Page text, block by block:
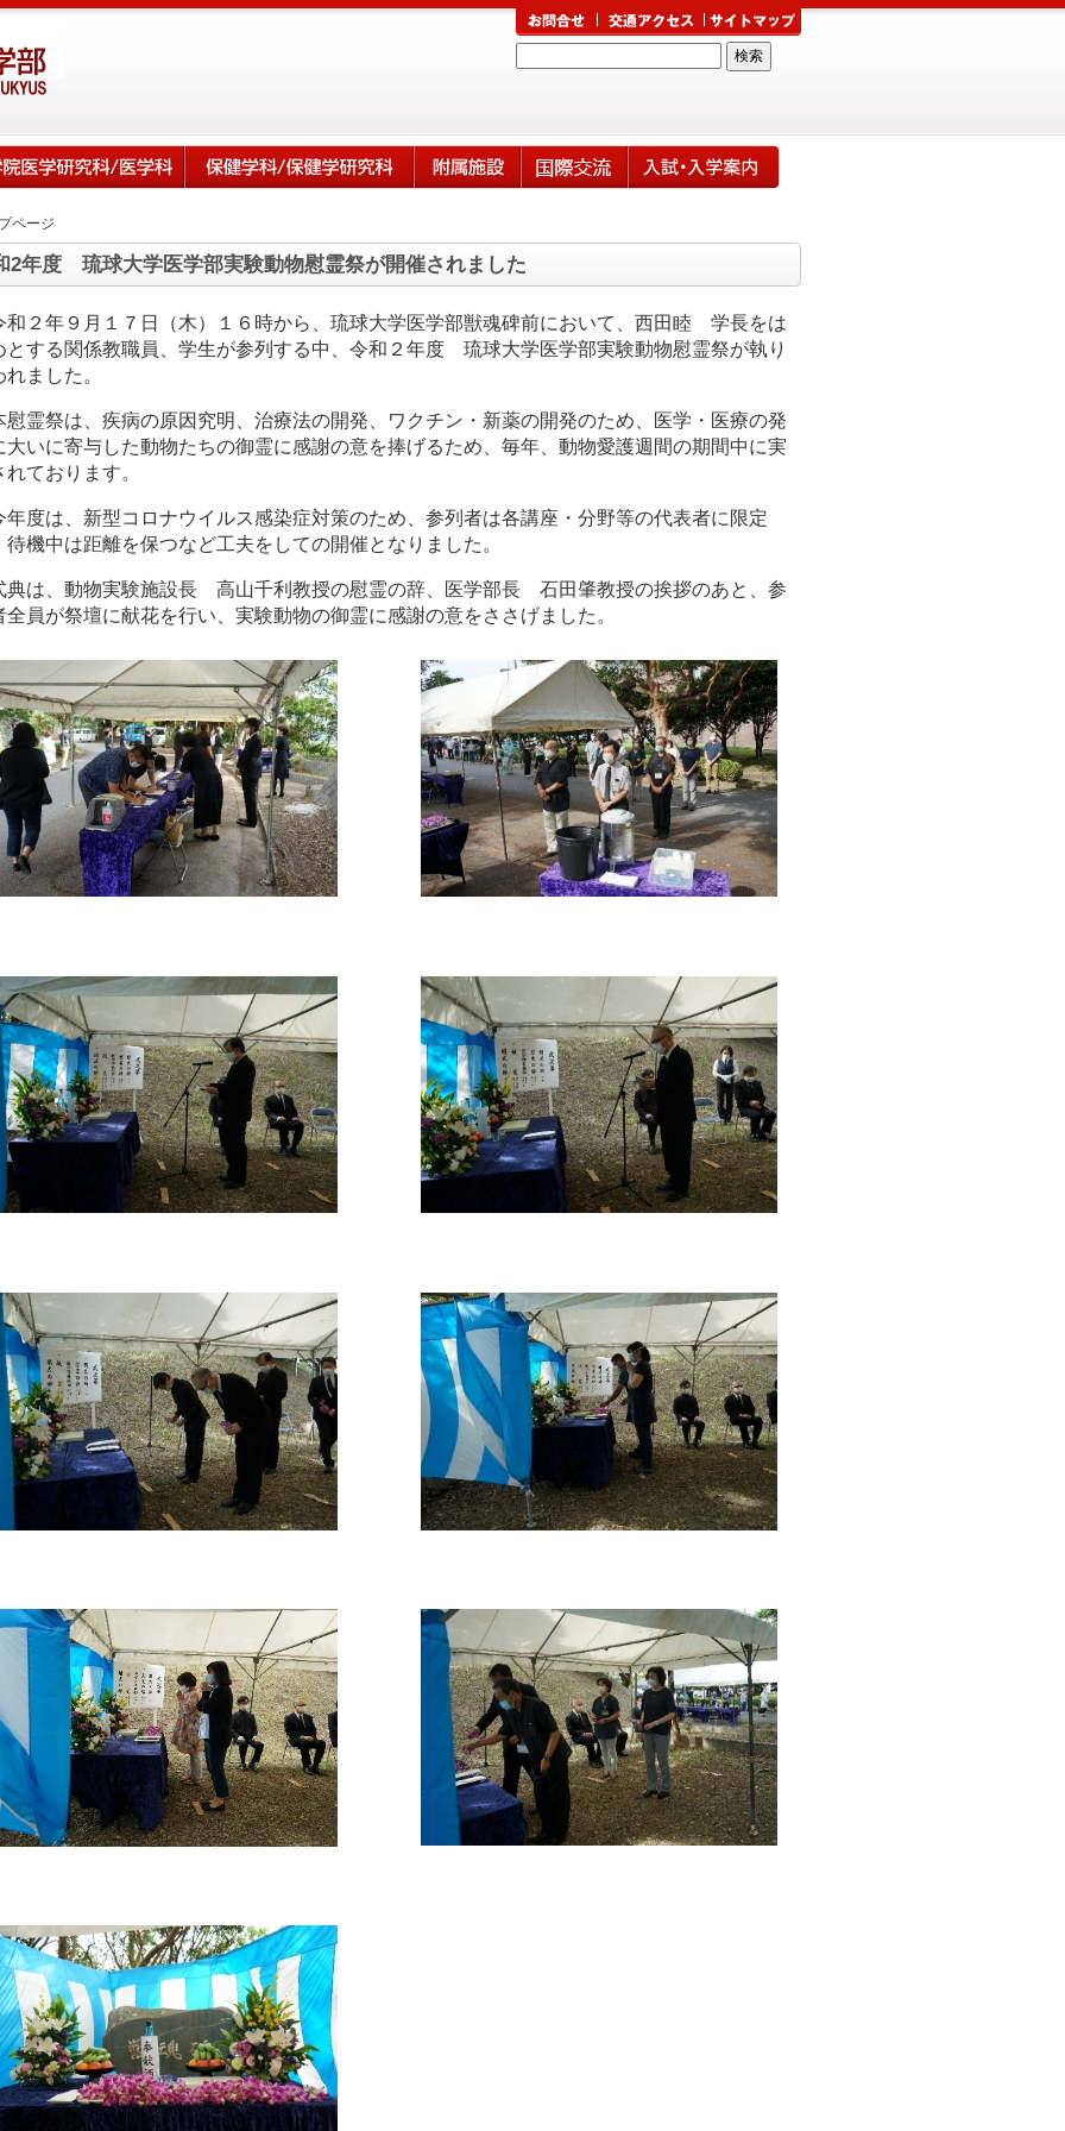
ページ
2年度 琉球大学医学部実験動物慰霊祭が開催されました
和２年９月１７日（木）１６時から、琉球大学医学部獣魂碑前において、西田睦 学長をは
とする関係教職員、学生が参列する中、令和２年度 琉球大学医学部実験動物慰霊祭が執り
れました。
慰霊祭は、疾病の原因究明、治療法の開発、ワクチン・新薬の開発のため、医学・医療の発
大いに寄与した動物たちの御霊に感謝の意を捧げるため、毎年、動物愛護週間の期間中に実
れております。
年度は、新型コロナウイルス感染症対策のため、参列者は各講座・分野等の代表者に限定
待機中は距離を保つなど工夫をしての開催となりました。
典は、動物実験施設長 高山千利教授の慰霊の辞、医学部長 石田肇教授の挨拶のあと、参
全員が祭壇に献花を行い、実験動物の御霊に感謝の意をささげました。